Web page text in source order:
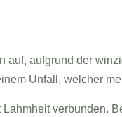
auf, aufgrund der
Unfall, welcher
verbunden.